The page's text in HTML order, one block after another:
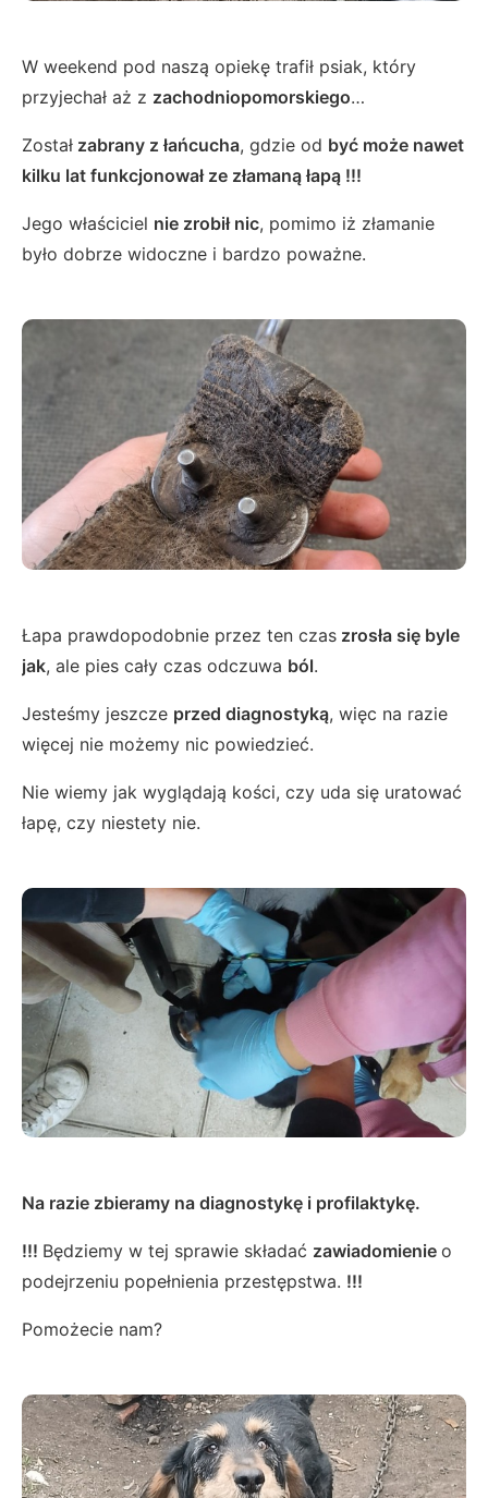
W weekend pod naszą opiekę trafił psiak, który
przyjechał aż z zachodniopomorskiego…
Został zabrany z łańcucha, gdzie od być może nawet
kilku lat funkcjonował ze złamaną łapą !!!
Jego właściciel nie zrobił nic, pomimo iż złamanie
było dobrze widoczne i bardzo poważne.
Łapa prawdopodobnie przez ten czas zrosła się byle
jak, ale pies cały czas odczuwa ból.
Jesteśmy jeszcze przed diagnostyką, więc na razie
więcej nie możemy nic powiedzieć.
Nie wiemy jak wyglądają kości, czy uda się uratować
łapę, czy niestety nie.
Na razie zbieramy na diagnostykę i profilaktykę.
!!! Będziemy w tej sprawie składać zawiadomienie o
podejrzeniu popełnienia przestępstwa. !!!
Pomożecie nam?